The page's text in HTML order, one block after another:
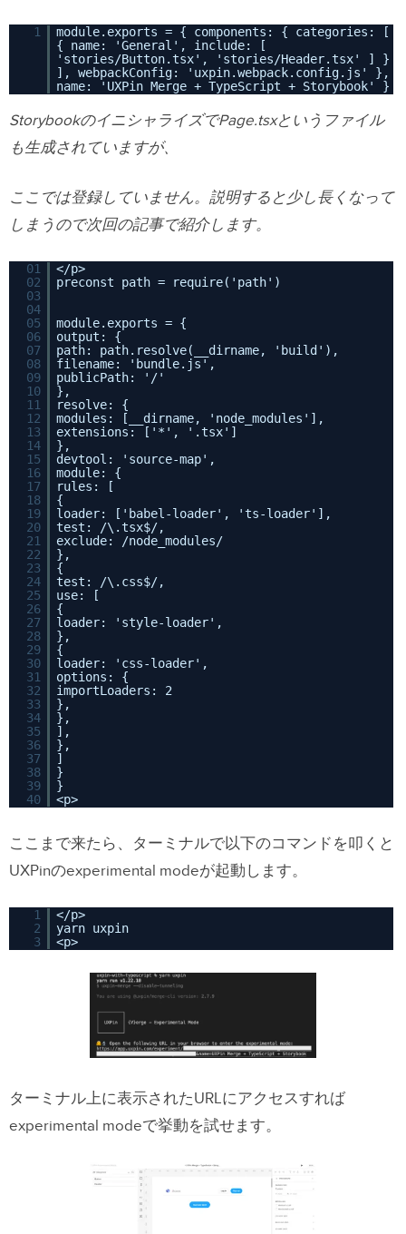
1
module.exports = { components: { categories: [
{ name: 'General', include: [
'stories/Button.tsx', 'stories/Header.tsx' ] }
], webpackConfig: 'uxpin.webpack.config.js' },
name: 'UXPin Merge + TypeScript + Storybook' }
StorybookのイニシャライズでPage.tsxというファイル
も生成されていますが、
ここでは登録していません。説明すると少し長くなって
しまうので次回の記事で紹介します。
01
</p>
02
preconst path = require('path')
03
04
05
module.exports = {
06
output: {
07
path: path.resolve(__dirname, 'build'),
08
filename: 'bundle.js',
09
publicPath: '/'
10
},
11
resolve: {
12
modules: [__dirname, 'node_modules'],
13
extensions: ['*', '.tsx']
14
},
15
devtool: 'source-map',
16
module: {
17
rules: [
18
{
19
loader: ['babel-loader', 'ts-loader'],
20
test: /\.tsx$/,
21
exclude: /node_modules/
22
},
23
{
24
test: /\.css$/,
25
use: [
26
{
27
loader: 'style-loader',
28
},
29
{
30
loader: 'css-loader',
31
options: {
32
importLoaders: 2
33
},
34
},
35
],
36
},
37
]
38
}
39
}
40
<p>
ここまで来たら、ターミナルで以下のコマンドを叩くと
UXPinのexperimental modeが起動します。
1
</p>
2
yarn uxpin
3
<p>
ターミナル上に表示されたURLにアクセスすれば
experimental modeで挙動を試せます。